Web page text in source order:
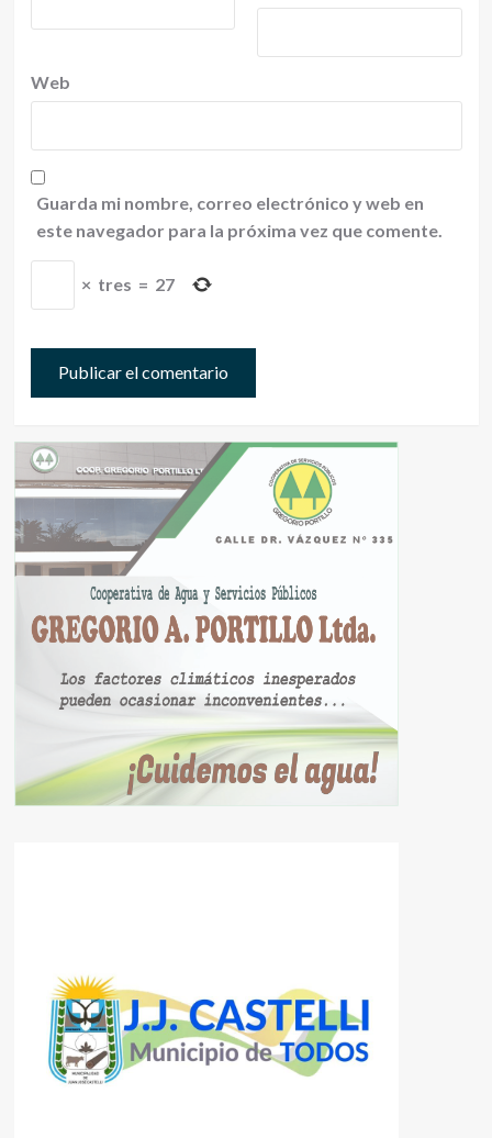
Web
Guarda mi nombre, correo electrónico y web en
este navegador para la próxima vez que comente.
× tres = 27